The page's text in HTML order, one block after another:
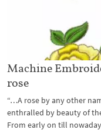
Machine
rose
“…A rose by any other
enthralled by beauty of
From early on till